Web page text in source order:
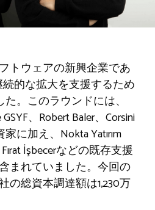
トウェアの新興企業であ
続的な拡大を支援するため
。このラウンドには、
、Robert Baler、Corsini
に加え、Nokta Yatırım
İşbecerなどの既存支援
まれていました。今回の
の総資本調達額は1,230万